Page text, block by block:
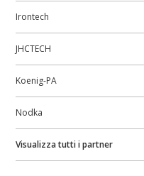
Irontech
JHCTECH
Koenig-PA
Nodka
Visualizza tutti i partner